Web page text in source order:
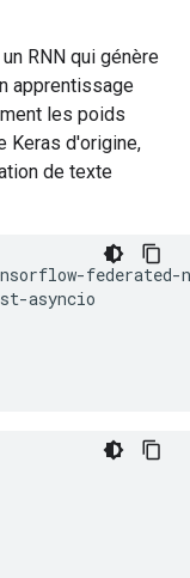
RNN qui génère
apprentissage
les poids
Keras d'origine,
de texte
-federated-
-asyncio